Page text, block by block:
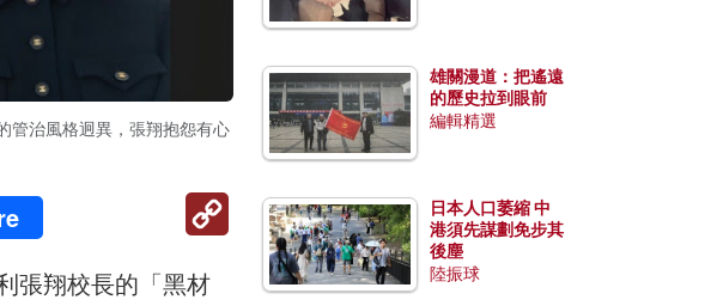
管治風格迥異，張翔抱怨有心
Copy
張翔校長的「黑材
雄關漫道：把遙遠
的歷史拉到眼前
編輯精選
日本人口萎縮 中
港須先謀劃免步其
後塵
陸振球